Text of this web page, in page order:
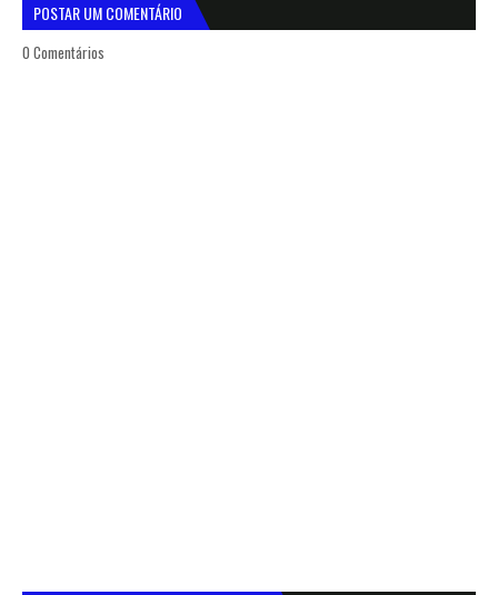
POSTAR UM COMENTÁRIO
0 Comentários